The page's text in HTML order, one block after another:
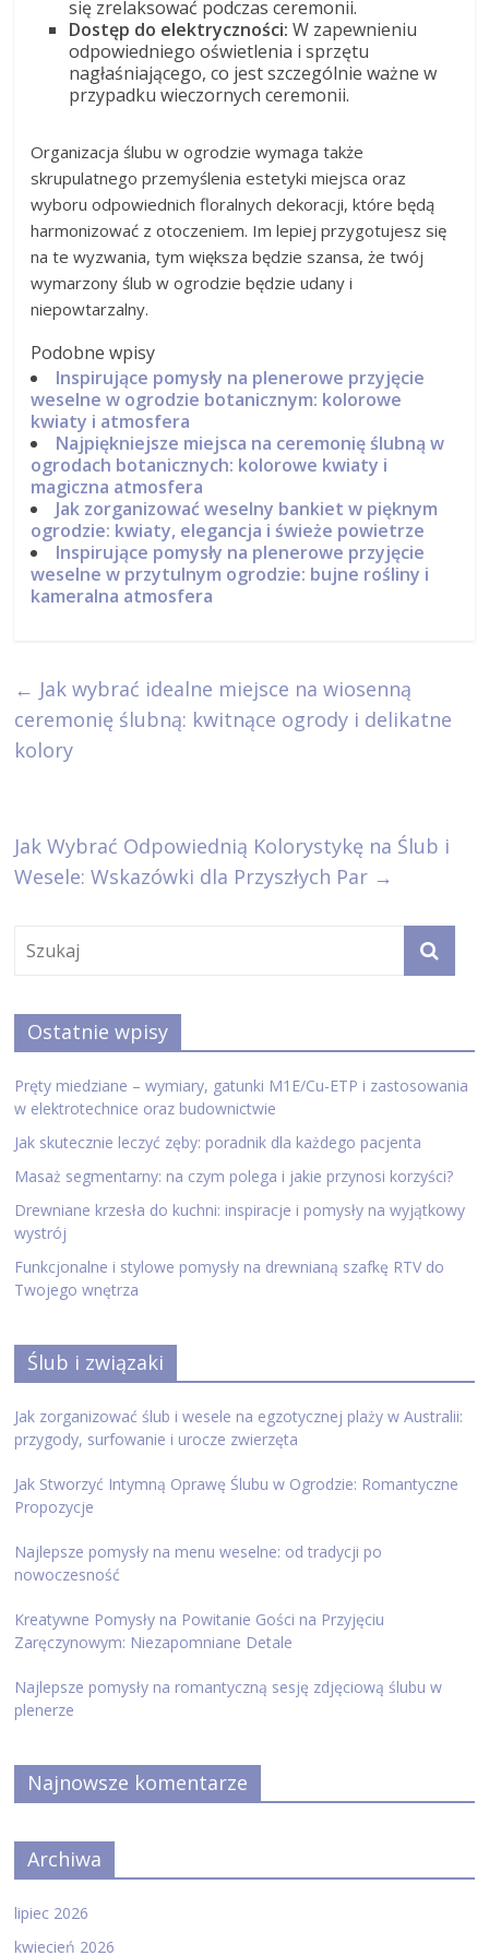
się zrelaksować podczas ceremonii.
Dostęp do elektryczności: W zapewnieniu
odpowiedniego oświetlenia i sprzętu
nagłaśniającego, co jest szczególnie ważne w
przypadku wieczornych ceremonii.
Organizacja ślubu w ogrodzie wymaga także
skrupulatnego przemyślenia estetyki miejsca oraz
wyboru odpowiednich floralnych dekoracji, które będą
harmonizować z otoczeniem. Im lepiej przygotujesz się
na te wyzwania, tym większa będzie szansa, że twój
wymarzony ślub w ogrodzie będzie udany i
niepowtarzalny.
Podobne wpisy
Inspirujące pomysły na plenerowe przyjęcie
weselne w ogrodzie botanicznym: kolorowe
kwiaty i atmosfera
Najpiękniejsze miejsca na ceremonię ślubną w
ogrodach botanicznych: kolorowe kwiaty i
magiczna atmosfera
Jak zorganizować weselny bankiet w pięknym
ogrodzie: kwiaty, elegancja i świeże powietrze
Inspirujące pomysły na plenerowe przyjęcie
weselne w przytulnym ogrodzie: bujne rośliny i
kameralna atmosfera
← Jak wybrać idealne miejsce na wiosenną
ceremonię ślubną: kwitnące ogrody i delikatne
kolory
Jak Wybrać Odpowiednią Kolorystykę na Ślub i
Wesele: Wskazówki dla Przyszłych Par →
Ostatnie wpisy
Pręty miedziane – wymiary, gatunki M1E/Cu-ETP i zastosowania
w elektrotechnice oraz budownictwie
Jak skutecznie leczyć zęby: poradnik dla każdego pacjenta
Masaż segmentarny: na czym polega i jakie przynosi korzyści?
Drewniane krzesła do kuchni: inspiracje i pomysły na wyjątkowy
wystrój
Funkcjonalne i stylowe pomysły na drewnianą szafkę RTV do
Twojego wnętrza
Ślub i związaki
Jak zorganizować ślub i wesele na egzotycznej plaży w Australii:
przygody, surfowanie i urocze zwierzęta
Jak Stworzyć Intymną Oprawę Ślubu w Ogrodzie: Romantyczne
Propozycje
Najlepsze pomysły na menu weselne: od tradycji po
nowoczesność
Kreatywne Pomysły na Powitanie Gości na Przyjęciu
Zaręczynowym: Niezapomniane Detale
Najlepsze pomysły na romantyczną sesję zdjęciową ślubu w
plenerze
Najnowsze komentarze
Archiwa
lipiec 2026
kwiecień 2026